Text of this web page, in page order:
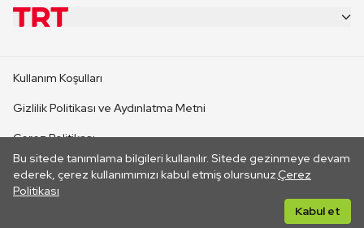
Bu sitede tanımlama bilgileri kullanılır. Sitede gezinmeye devam
ederek, çerez kullanımımızı kabul etmiş olursunuz.Çerez
Politikası
Kabul et
CANLI YAYINLAR
Kullanım Koşulları
Gizlilik Politikası ve Aydınlatma Metni
Çerez Politikası
İletişim
Her hakkı saklıdır. ©2026 TRT. Bağlantı yoluyla gidilen dış